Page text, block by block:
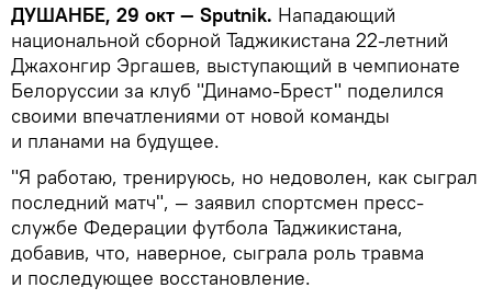
ДУШАНБЕ, 29 окт — Sputnik. Нападающий
национальной сборной Таджикистана 22-летний
Джахонгир Эргашев, выступающий в чемпионате
Белоруссии за клуб "Динамо-Брест" поделился
своими впечатлениями от новой команды
и планами на будущее.
"Я работаю, тренируюсь, но недоволен, как сыграл
последний матч", — заявил спортсмен пресс-
службе Федерации футбола Таджикистана,
добавив, что, наверное, сыграла роль травма
и последующее восстановление.